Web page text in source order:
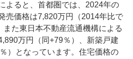
よると、首都圏では、2024年の
売価格は7,820万円（2014年比で
た東日本不動産流通機構による
万円（同+79％）、新築戸建
）となっています。住宅価格の